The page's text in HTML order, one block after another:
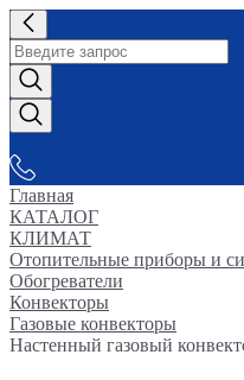
Главная
КАТАЛОГ
КЛИМАТ
Отопительные приборы и
Обогреватели
Конвекторы
Газовые конвекторы
Настенный газовый